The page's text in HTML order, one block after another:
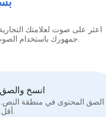
اعثر على صوت لعلامتك
جمهورك باستخدام الصوت المركب الحيوي الخاص بنا.
انسخ
الصق المحتوى في منطقة
أقل من 5000 في كل مرة.